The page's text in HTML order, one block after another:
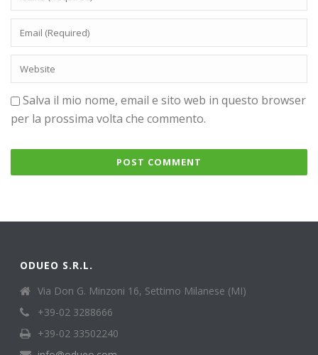
Salva il mio nome, email e sito web in questo browser
per la prossima volta che commento.
ODUEO S.R.L.
Via Don G. Minzoni 16, Settimo Milanese (MI)
+39-02 3288666
+39-02 33502240